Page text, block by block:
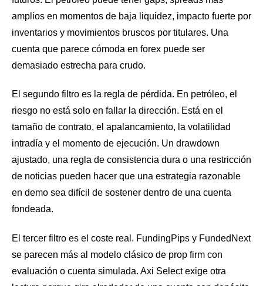
amplios en momentos de baja liquidez, impacto fuerte por
inventarios y movimientos bruscos por titulares. Una
cuenta que parece cómoda en forex puede ser
demasiado estrecha para crudo.
El segundo filtro es la regla de pérdida. En petróleo, el
riesgo no está solo en fallar la dirección. Está en el
tamaño de contrato, el apalancamiento, la volatilidad
intradía y el momento de ejecución. Un drawdown
ajustado, una regla de consistencia dura o una restricción
de noticias pueden hacer que una estrategia razonable
en demo sea difícil de sostener dentro de una cuenta
fondeada.
El tercer filtro es el coste real. FundingPips y FundedNext
se parecen más al modelo clásico de prop firm con
evaluación o cuenta simulada. Axi Select exige otra